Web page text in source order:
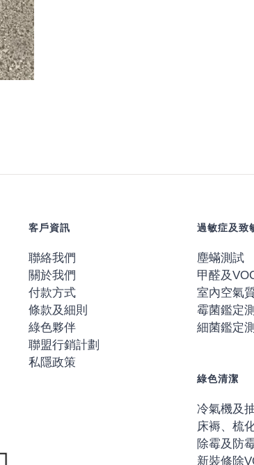
客戶資訊
聯絡我們
關於我們
付款方式
條款及細則
綠色夥伴
聯盟行銷計劃
私隱政策
過敏症及致
塵蟎測試
甲醛及
室內空氣
霉菌鑑定
細菌鑑定
綠色清潔
冷氣機及
床褥、梳
除霉及防
新裝修除